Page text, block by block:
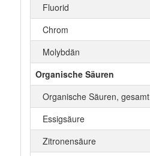
Fluorid
Chrom
Molybdän
Organische Säuren
Organische Säuren, gesamt
Essigsäure
Zitronensäure